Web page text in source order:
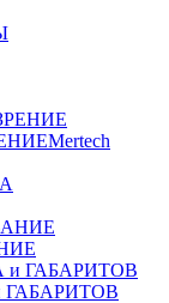
Mertech